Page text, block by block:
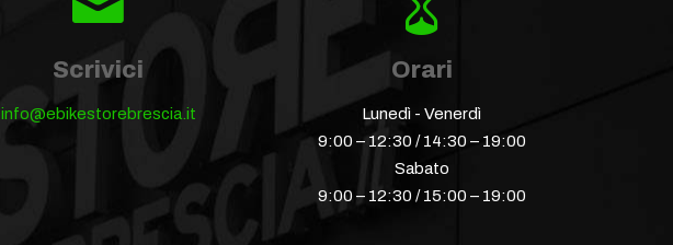
Scrivici
info@ebikestorebrescia.it
Orari
Lunedì - Venerdì
9:00 – 12:30 / 14:30 – 19:00
Sabato
9:00 – 12:30 / 15:00 – 19:00